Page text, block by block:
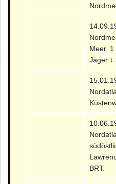
Meer. 1
Jäger ↓
BRT.